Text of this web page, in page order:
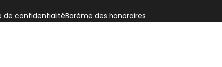
de confidentialitéBarème des honoraires